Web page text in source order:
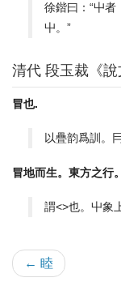
徐鍇曰：“屮者
屮。”
清代 段玉裁《說
冒也.
以疊韵爲訓。
冒地而生。東方之行
謂<>也。屮象
← 睦